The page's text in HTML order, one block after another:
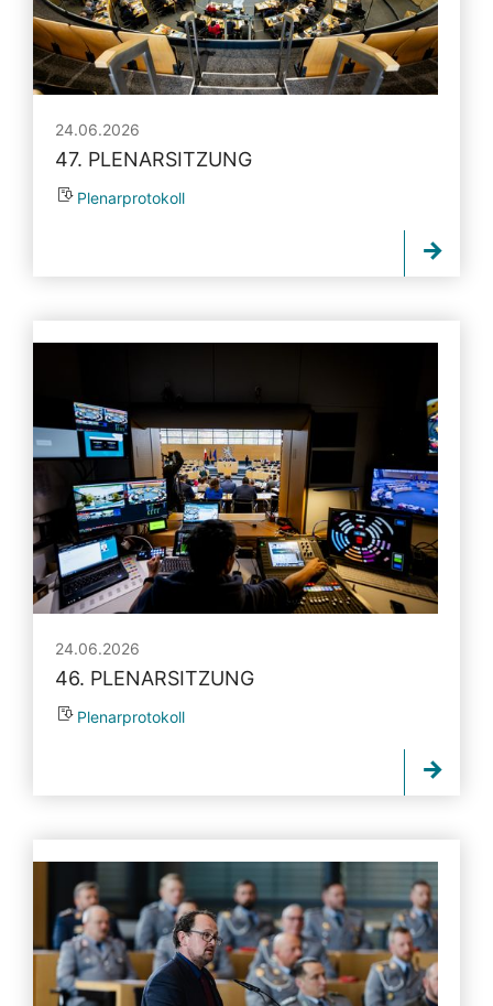
24.06.2026
47. PLENARSITZUNG
Plenarprotokoll
24.06.2026
46. PLENARSITZUNG
Plenarprotokoll